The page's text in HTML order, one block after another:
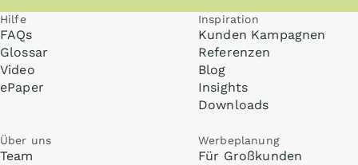
Hilfe
FAQs
Glossar
Video
ePaper
Inspiration
Kunden Kampagnen
Referenzen
Blog
Insights
Downloads
Über uns
Team
Werbeplanung
Für Großkunden